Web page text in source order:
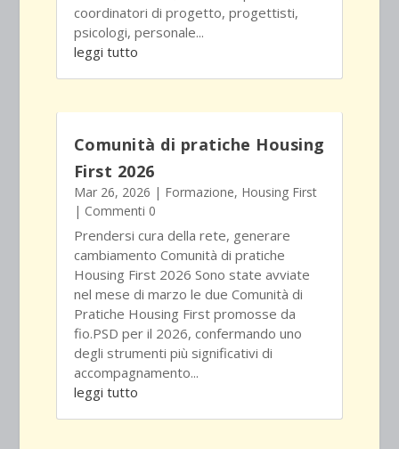
coordinatori di progetto, progettisti,
psicologi, personale...
leggi tutto
Comunità di pratiche Housing
First 2026
Mar 26, 2026 | Formazione, Housing First
| Commenti 0
Prendersi cura della rete, generare
cambiamento Comunità di pratiche
Housing First 2026 Sono state avviate
nel mese di marzo le due Comunità di
Pratiche Housing First promosse da
fio.PSD per il 2026, confermando uno
degli strumenti più significativi di
accompagnamento...
leggi tutto